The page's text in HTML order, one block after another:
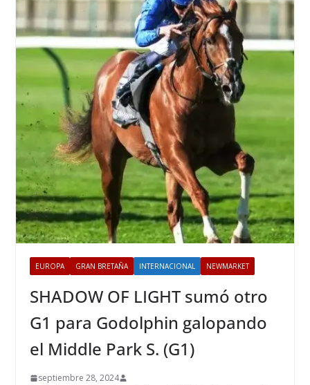
EUROPA GRAN BRETAÑA INTERNACIONAL NEWMARKET
SHADOW OF LIGHT sumó otro
G1 para Godolphin galopando
el Middle Park S. (G1)
septiembre 28, 2024